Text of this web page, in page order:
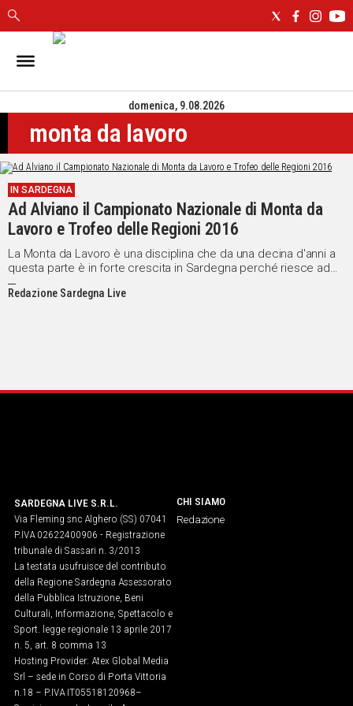
IN
CAGLIARI
SASSARI
NUORO
ORISTANO
SULCIS
GALLURA
OGLIASTRA
MEDIO
CAMPIDANO
ITALIA
VIDEO
Vai
UNISCITI
AL CANALE
WHATSAPP
domenica, 9.08.2026
monta da lavoro
IN SARDEGNA
Ad Alviano il Campionato Nazionale di Monta da
Lavoro e Trofeo delle Regioni 2016
La Monta da Lavoro è una disciplina che da una decina d'anni a
questa parte è in forte crescita in Sardegna perché riesce ad
accomunare il modo tradizionale sardo di andare a cavallo con
la vera equitazione che valorizza il cavallo anglo-arabo sardo,
Redazione Sardegna Live
SARDEGNA LIVE S.R.L.
Via Fleming snc Alghero (SS) 07041
P.IVA 02622400906 - Registrazione
tribunale di Sassari n. 3/2013
La testata usufruisce del contributo
della Regione Sardegna Assessorato
della Pubblica Istruzione, Beni
Culturali, Informazione, Spettacolo e
Sport. legge regionale 13 aprile 2017
n. 5, art. 8 comma 13
Hosting Provider: Atex Global Media
Srl – sede in Corso di Porta Vittoria
n.18 – P.IVA IT05518120968​–
CHI SIAMO
Redazione